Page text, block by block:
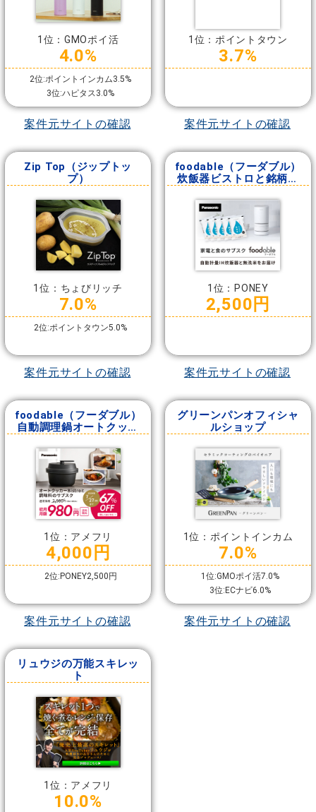
1位：GMOポイ活
4.0%
2位:ポイントインカム3.5%
3位:ハピタス3.0%
案件元サイトの確認
1位：ポイントタウン
3.7%
案件元サイトの確認
Zip Top（ジップトッ
プ）
1位：ちょびリッチ
7.0%
2位:ポイントタウン5.0%
案件元サイトの確認
foodable（フーダブル）
炊飯器ビストロと銘柄米
1位：PONEY
2,500円
案件元サイトの確認
foodable（フーダブル）
自動調理鍋オートクッカ
ス
1位：アメフリ
4,000円
2位:PONEY2,500円
案件元サイトの確認
グリーンパンオフィシャ
ルショップ
1位：ポイントインカム
7.0%
1位:GMOポイ活7.0%
3位:ECナビ6.0%
案件元サイトの確認
リュウジの万能スキレッ
ト
1位：アメフリ
10.0%